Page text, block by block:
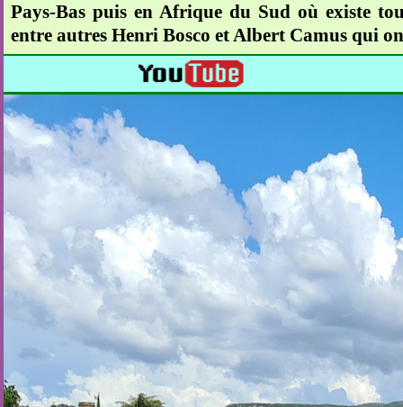
Pays-Bas puis en Afrique du Sud où existe
entre autres Henri Bosco et Albert Camus qui